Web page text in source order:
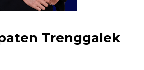
Trenggalek